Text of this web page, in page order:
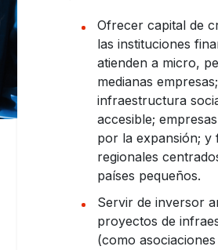
Ofrecer capital de
las instituciones
atienden a micro,
medianas empresas;
infraestructura
accesible;
por la expansión; y
regionales
países pequeños.
Servir de inversor
proyectos de
(como